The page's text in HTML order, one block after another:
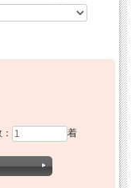
着